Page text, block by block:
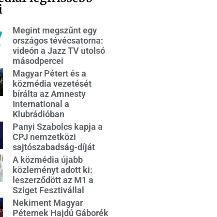
Megint megszűnt egy
országos tévécsatorna:
videón a Jazz TV utolsó
másodpercei
Magyar Pétert és a
közmédia vezetését
bírálta az Amnesty
International a
Klubrádióban
Panyi Szabolcs kapja a
CPJ nemzetközi
sajtószabadság-díját
A közmédia újabb
közleményt adott ki:
leszerződött az M1 a
Sziget Fesztivállal
Nekiment Magyar
Péternek Hajdú Gáborék